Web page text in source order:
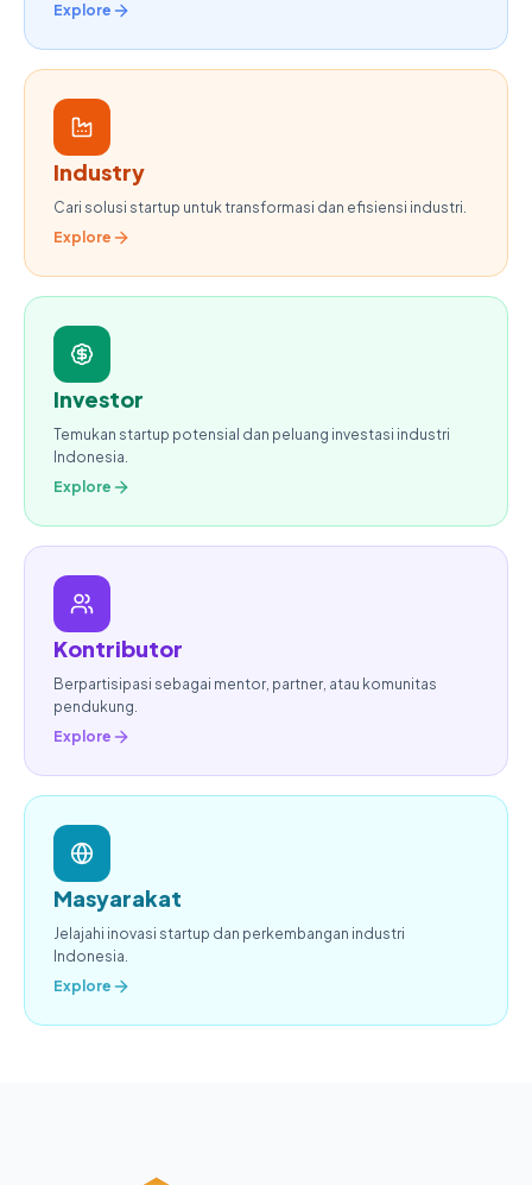
Explore
Industry
Cari solusi startup untuk transformasi dan efisiensi industri.
Explore
Investor
Temukan startup potensial dan peluang investasi industri
Indonesia.
Explore
Kontributor
Berpartisipasi sebagai mentor, partner, atau komunitas
pendukung.
Explore
Masyarakat
Jelajahi inovasi startup dan perkembangan industri
Indonesia.
Explore